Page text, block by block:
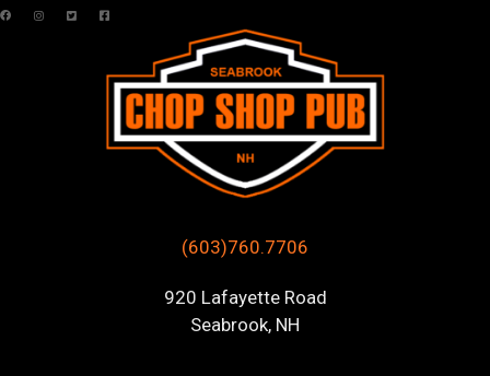
(603)760.7706
920 Lafayette Road
Seabrook, NH